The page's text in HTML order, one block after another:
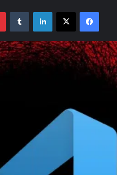
فیسبوک ایکس لینکداین